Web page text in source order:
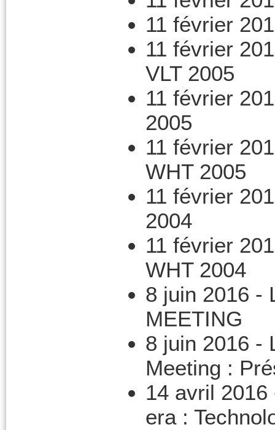
11 février
11 février
VLT 2005
11 février
2005
11 février
WHT 2005
11 février
2004
11 février
WHT 2004
8 juin 2016 -
MEETING
8 juin 2016 -
Meeting :
14 avril
era :